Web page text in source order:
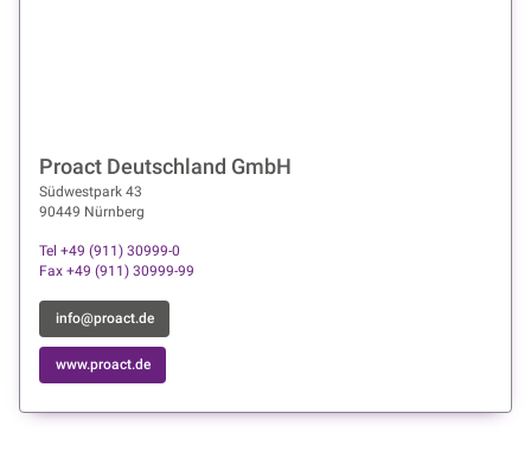
Proact Deutschland GmbH
Südwestpark 43
90449 Nürnberg
Tel +49 (911) 30999-0
Fax +49 (911) 30999-99
info@proact.de
www.proact.de